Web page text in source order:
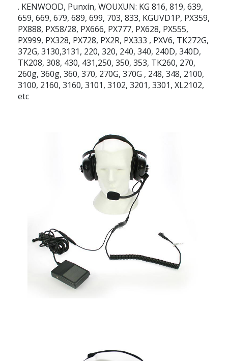
. KENWOOD, Punxín, WOUXUN: KG 816, 819, 639,
659, 669, 679, 689, 699, 703, 833, KGUVD1P, PX359,
PX888, PX58/28, PX666, PX777, PX628, PX555,
PX999, PX328, PX728, PX2R, PX333 , PXV6, TK272G,
372G, 3130,3131, 220, 320, 240, 340, 240D, 340D,
TK208, 308, 430, 431,250, 350, 353, TK260, 270,
260g, 360g, 360, 370, 270G, 370G , 248, 348, 2100,
3100, 2160, 3160, 3101, 3102, 3201, 3301, XL2102,
etc